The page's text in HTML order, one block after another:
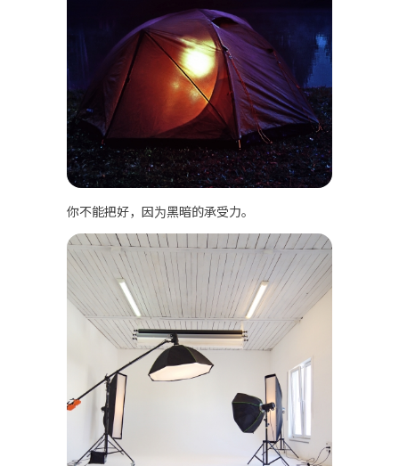
你不能把好，因为黑暗的承受力。